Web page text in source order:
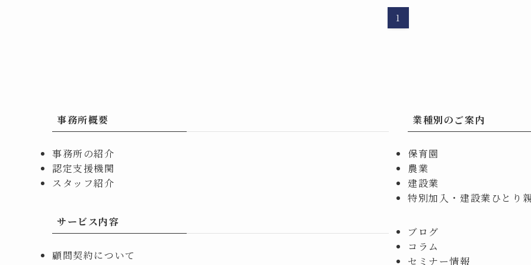
1
事務所概要
事務所の紹介
認定支援機関
スタッフ紹介
サービス内容
顧問契約について
業種別のご案内
保育園
農業
建設業
特別加入・建設業ひとり
ブログ
コラム
セミナー情報